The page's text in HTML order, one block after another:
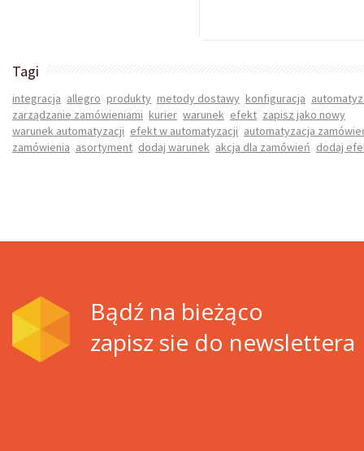
Tagi
integracja allegro produkty metody dostawy konfiguracja
zarządzanie zamówieniami kurier warunek efekt zapisz jako nowy
warunek automatyzacji efekt w automatyzacji automatyzacja
zamówienia asortyment dodaj warunek akcja dla zamówień dodaj
Bądź na bieżąco
zapisz sie do newslettera